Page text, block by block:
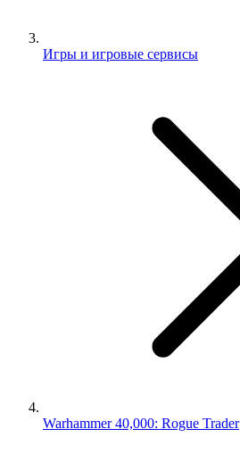
Игры и игровые сервисы
Warhammer 40,000: Rogue Trader